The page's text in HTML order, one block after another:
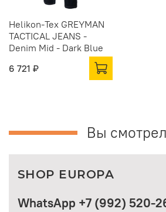
Helikon-Tex GREYMAN
TACTICAL JEANS -
Denim Mid - Dark Blue
6 721 ₽
Вы
WhatsApp +7 (992)
SHOP EUROPA